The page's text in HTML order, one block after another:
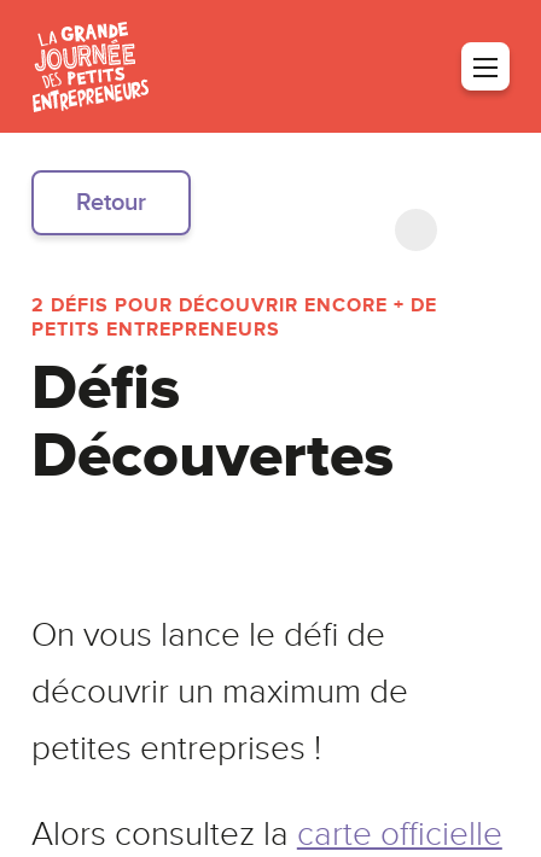
Retour
2 DÉFIS POUR DÉCOUVRIR ENCORE + DE
PETITS ENTREPRENEURS
Défis
Découvertes
On vous lance le défi de
découvrir un maximum de
petites entreprises !
Alors consultez la carte officielle